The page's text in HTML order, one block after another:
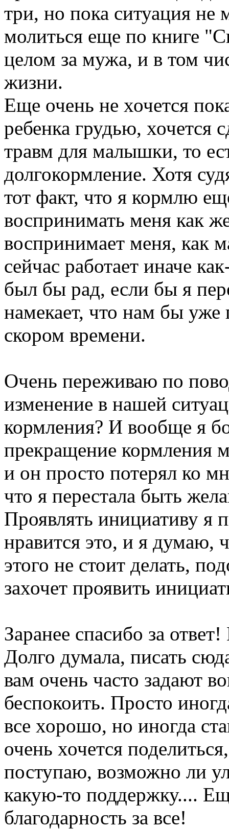
три, но пока ситуация не
молиться еще по книге
целом за мужа, и в том
жизни.
Еще очень не хочется
ребенка грудью, хочется
травм для малышки, то
долгокормление. Хотя
тот факт, что я кормлю
воспринимать меня как
воспринимает меня, как
сейчас работает иначе
был бы рад, если бы я
намекает, что нам бы уже
скором времени.
Очень переживаю по
изменение в нашей
кормления? И вообще я
прекращение кормления
и он просто потерял ко
что я перестала быть
Проявлять инициативу я
нравится это, и я думаю,
этого не стоит делать,
захочет проявить
Заранее спасибо за
Долго думала, писать
вам очень часто задают
беспокоить. Просто
все хорошо, но иногда
очень хочется
поступаю, возможно ли
какую-то поддержку....
благодарность за все!